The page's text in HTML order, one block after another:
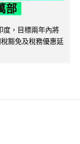
部
，目標兩年內將
豁免及稅務優惠延